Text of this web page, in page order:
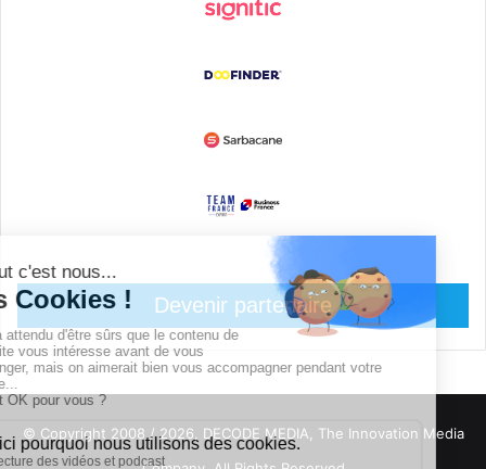
Devenir partenaire
© Copyright 2008 / 2026, DECODE MEDIA, The Innovation Media